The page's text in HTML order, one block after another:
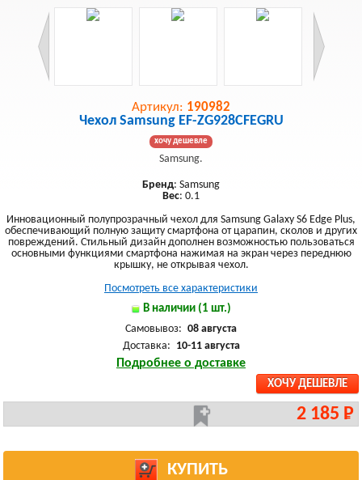
Артикул: 190982
Чехол Samsung EF-ZG928CFEGRU
хочу дешевле
Samsung.
Бренд: Samsung
Вес: 0.1
Инновационный полупрозрачный чехол для Samsung Galaxy S6 Edge Plus,
обеспечивающий полную защиту смартфона от царапин, сколов и других
повреждений. Стильный дизайн дополнен возможностью пользоваться
основными функциями смартфона нажимая на экран через переднюю
крышку, не открывая чехол.
Посмотреть все характеристики
В наличии (1 шт.)
Самовывоз: 08 августа
Доставка: 10-11 августа
Подробнее о доставке
ХОЧУ ДЕШЕВЛЕ
2 185 Р
КУПИТЬ